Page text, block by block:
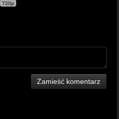
720p
Zamieść komentarz